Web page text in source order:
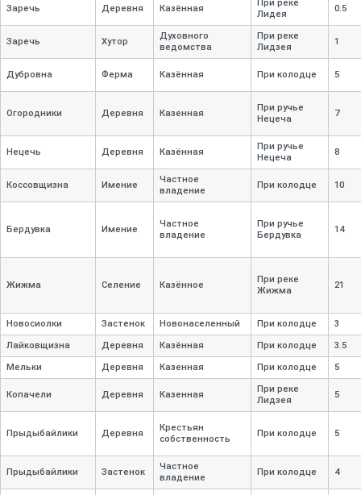
Заречь Деревня Казённая
При реке
Лидея
0.5
Заречь Хутор
Духовного
ведомства
При реке
Лидзея
1
Дубровна Ферма Казённая При колодце 5
Огородники Деревня Казенная
При ручье
Нецеча
7
Нецечь Деревня Казённая
При ручье
Нецеча
8
Коссовщизна Имение
Частное
владение
При колодце 10
Бердувка Имение
Частное
владение
При ручье
Бердувка
14
Жижма Селение Казённое
При реке
Жижма
21
Новосиолки Застенок Новонаселенный При колодце 3
Лайковщизна Деревня Казённая При колодце 3.5
Мельки Деревня Казенная При колодце 5
Копачели Деревня Казенная
При реке
Лидзея
5
Прыдыбайлики Деревня
Крестьян
собственность
При колодце 5
Прыдыбайлики Застенок
Частное
владение
При колодце 4